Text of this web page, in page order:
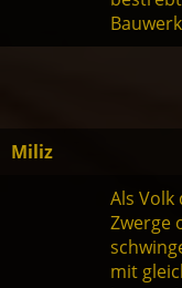
Miliz
Als
Zwerge
mit